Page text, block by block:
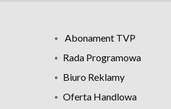
Abonament TVP
Rada Programowa
Biuro Reklamy
Oferta Handlowa